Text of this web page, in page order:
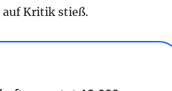
auf Kritik stieß.